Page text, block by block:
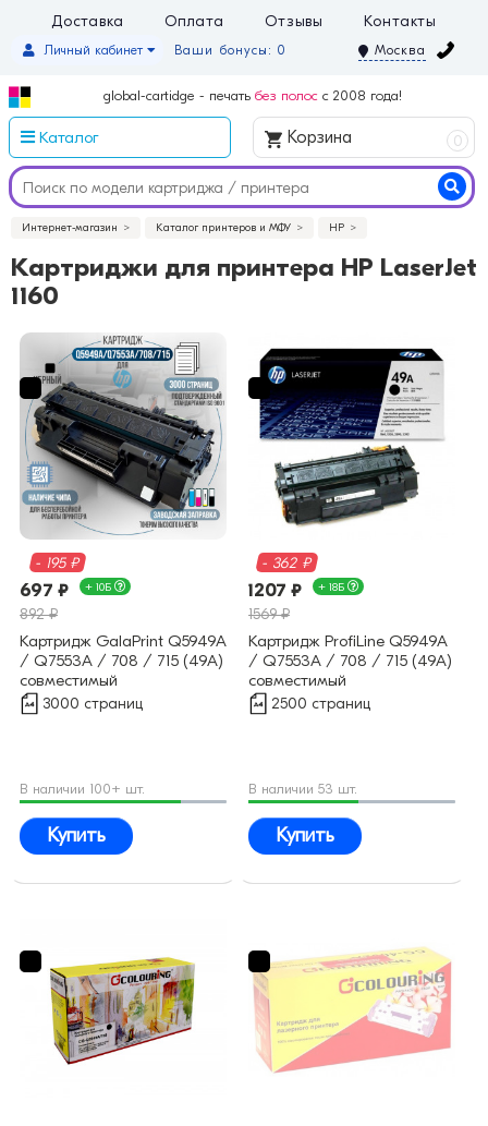
Доставка Оплата Отзывы Контакты
Ваши бонусы: 0
Личный кабинет Москва
global-cartidge - печать без полос с 2008 года!
Каталог Корзина 0
Интернет-магазин Каталог принтеров и МФУ HP
Картриджи для принтера HP LaserJet
1160
- 195 ₽
697 ₽ + 10Б
892 ₽
Картридж GalaPrint Q5949A
/ Q7553A / 708 / 715 (49A)
совместимый
3000 страниц
В наличии 100+ шт.
Купить
- 362 ₽
1207 ₽ + 18Б
1569 ₽
Картридж ProfiLine Q5949A
/ Q7553A / 708 / 715 (49A)
совместимый
2500 страниц
В наличии 53 шт.
Купить